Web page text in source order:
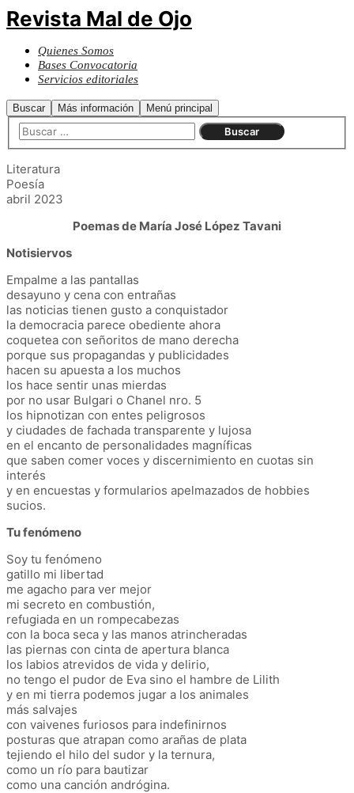
Revista Mal de Ojo
Quienes Somos
Bases Convocatoria
Servicios editoriales
Buscar Más información Menú principal
Literatura
Poesía
abril 2023
Poemas de María José López Tavani
Notisiervos
Empalme a las pantallas
desayuno y cena con entrañas
las noticias tienen gusto a conquistador
la democracia parece obediente ahora
coquetea con señoritos de mano derecha
porque sus propagandas y publicidades
hacen su apuesta a los muchos
los hace sentir unas mierdas
por no usar Bulgari o Chanel nro. 5
los hipnotizan con entes peligrosos
y ciudades de fachada transparente y lujosa
en el encanto de personalidades magníficas
que saben comer voces y discernimiento en cuotas sin
interés
y en encuestas y formularios apelmazados de hobbies
sucios.
Tu fenómeno
Soy tu fenómeno
gatillo mi libertad
me agacho para ver mejor
mi secreto en combustión,
refugiada en un rompecabezas
con la boca seca y las manos atrincheradas
las piernas con cinta de apertura blanca
los labios atrevidos de vida y delirio,
no tengo el pudor de Eva sino el hambre de Lilith
y en mi tierra podemos jugar a los animales
más salvajes
con vaivenes furiosos para indefinirnos
posturas que atrapan como arañas de plata
tejiendo el hilo del sudor y la ternura,
como un río para bautizar
como una canción andrógina.